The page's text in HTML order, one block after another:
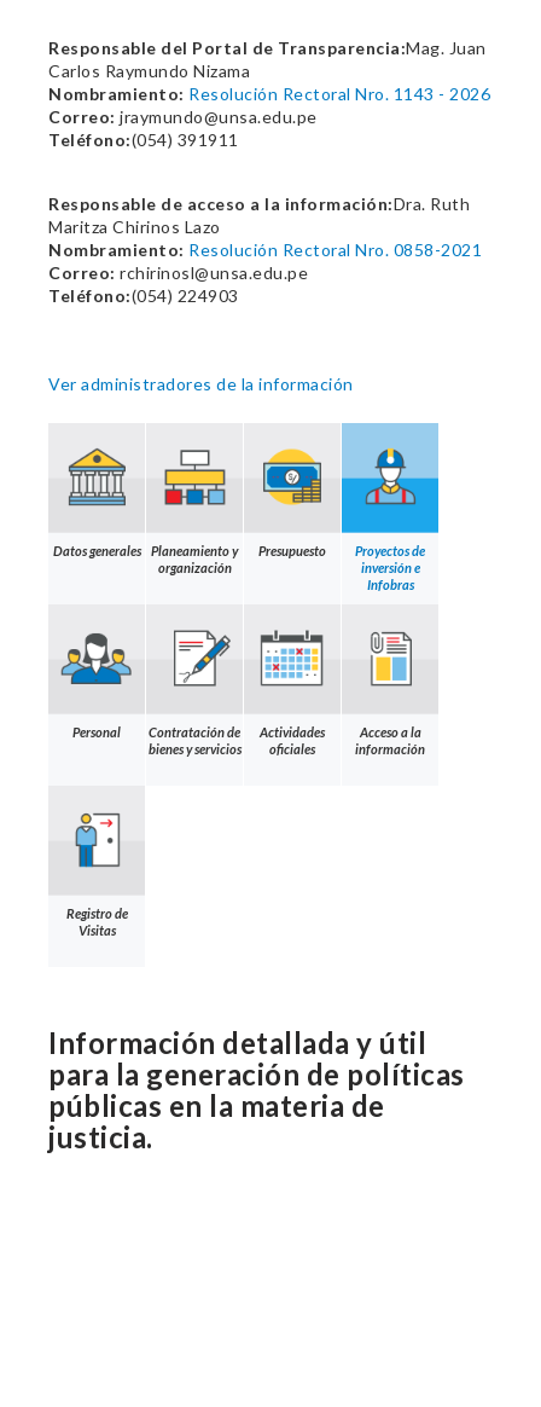
Responsable del Portal de Transparencia:Mag. Juan
Carlos Raymundo Nizama
Nombramiento: Resolución Rectoral Nro. 1143 - 2026
Correo: jraymundo@unsa.edu.pe
Teléfono:(054) 391911
Responsable de acceso a la información:Dra. Ruth
Maritza Chirinos Lazo
Nombramiento: Resolución Rectoral Nro. 0858-2021
Correo: rchirinosl@unsa.edu.pe
Teléfono:(054) 224903
Ver administradores de la información
Datos generales
Planeamiento y
organización
Presupuesto
Proyectos de
inversión e
Infobras
Personal
Contratación de
bienes y servicios
Actividades
oficiales
Acceso a la
información
Registro de
Visitas
Información detallada y útil
para la generación de políticas
públicas en la materia de
justicia.